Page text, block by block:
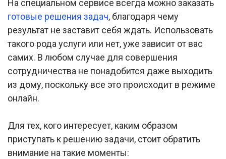
На специальном сервисе всегда можно заказать
готовые решения задач, благодаря чему
результат не заставит себя ждать. Использовать
такого рода услуги или нет, уже зависит от вас
самих. В любом случае для совершения
сотрудничества не понадобится даже выходить
из дому, поскольку все это происходит в режиме
онлайн.
Для тех, кого интересует, каким образом
приступать к решению задачи, стоит обратить
внимание на такие моменты: